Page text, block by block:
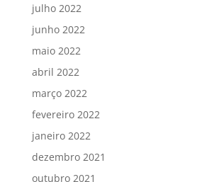
julho 2022
junho 2022
maio 2022
abril 2022
março 2022
fevereiro 2022
janeiro 2022
dezembro 2021
outubro 2021